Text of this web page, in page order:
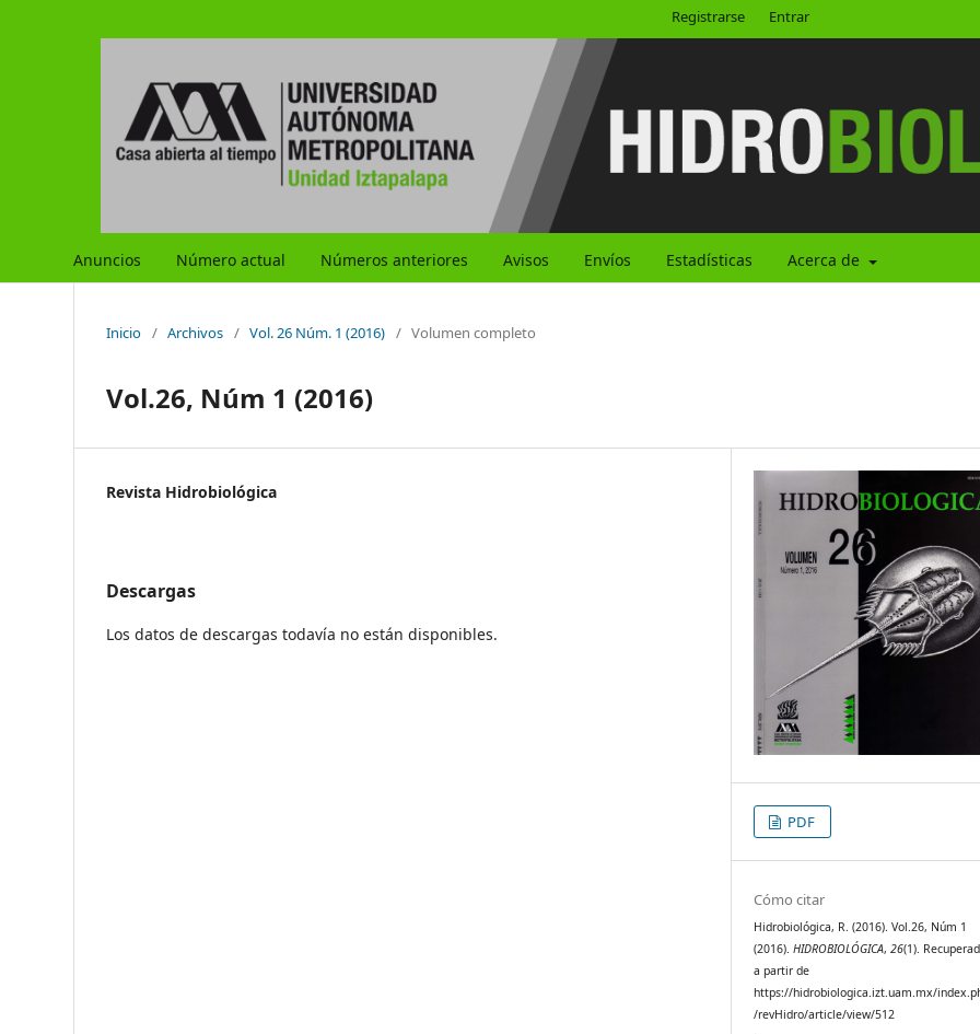
Anuncios Número actual Números anteriores Avisos Envíos Estadísticas Acerca de
Registrarse Entrar
Inicio / Archivos / Vol. 26 Núm. 1 (2016) / Volumen completo
Vol.26, Núm 1 (2016)
Revista Hidrobiológica
Descargas
Los datos de descargas todavía no están disponibles.
PDF
Cómo citar
Hidrobiológica, R. (2016). Vol.26, Núm 1
(2016).HIDROBIOLÓGICA,26(1).
a partir de
https://hidrobiologica.izt.uam.mx/
/revHidro/article/view/512